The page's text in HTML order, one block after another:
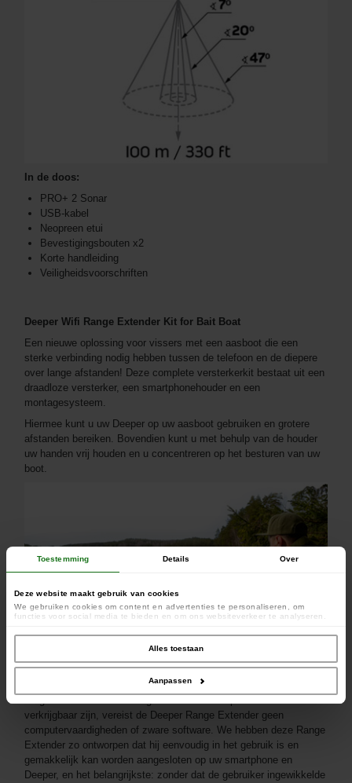
Toestemming Details Over
Deze website maakt gebruik van cookies
We gebruiken cookies om content en advertenties te personaliseren, om
functies voor social media te bieden en om ons websiteverkeer te analyseren.
social media, adverteren en analyse. Deze partners kunnen deze gegevens
combineren met andere informatie die u aan ze heeft verstrekt of die ze hebben
verzameld op basis van uw gebruik van hun services.
Alles toestaan
Aanpassen
In de doos:
PRO+ 2 Sonar
USB-kabel
Neopreen etui
Bevestigingsbouten x2
Korte handleiding
Veiligheidsvoorschriften
Deeper Wifi Range Extender Kit for Bait Boat
Een nieuwe oplossing voor vissers met een aasboot die een
sterke verbinding nodig hebben tussen de telefoon en de diepere
over lange afstanden! Deze complete versterkerkit bestaat uit een
draadloze versterker, een smartphonehouder en een
montagesysteem.
Hiermee kunt u uw Deeper op uw aasboot gebruiken en grotere
afstanden bereiken. Bovendien kunt u met behulp van de houder
uw handen vrij houden en u concentreren op het besturen van uw
boot.
verkrijgbaar zijn, vereist de Deeper Range Extender geen
computervaardigheden of zware software. We hebben deze Range
Extender zo ontworpen dat hij eenvoudig in het gebruik is en
gemakkelijk kan worden aangesloten op uw smartphone en
Deeper, en het belangrijkste: zonder dat de gebruiker ingewikkelde